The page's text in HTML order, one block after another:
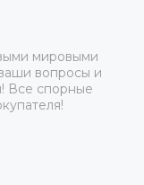
мировыми
вопросы и
Все спорные